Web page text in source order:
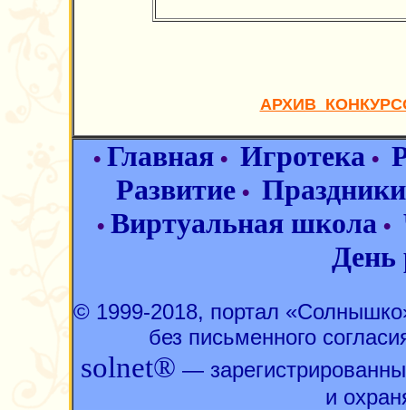
АРХИВ
• Главная • Игротека •
Развитие • Праздники
• Виртуальная школа •
День
© 1999-2018, портал
без письменного
solnet® —
и